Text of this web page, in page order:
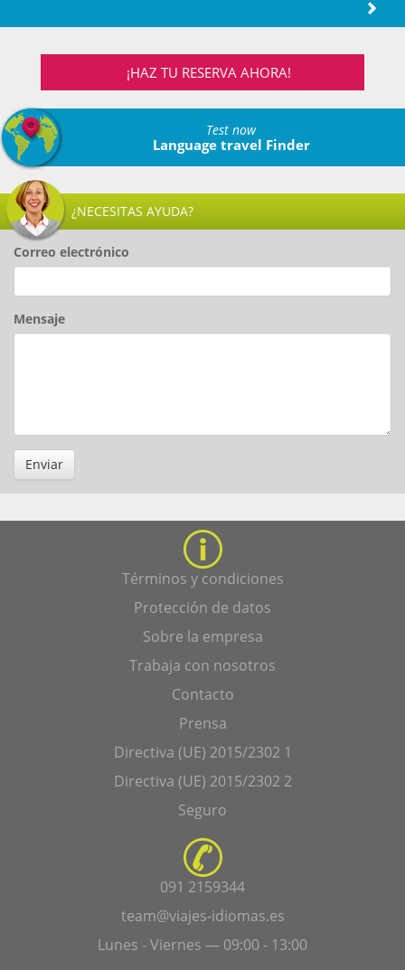
¡HAZ TU RESERVA AHORA!
Test now
Language travel Finder
¿NECESITAS AYUDA?
Correo electrónico
Mensaje
Enviar
Términos y condiciones
Protección de datos
Sobre la empresa
Trabaja con nosotros
Contacto
Prensa
Directiva (UE) 2015/2302 1
Directiva (UE) 2015/2302 2
Seguro
091 2159344
team@viajes-idiomas.es
Lunes - Viernes — 09:00 - 13:00